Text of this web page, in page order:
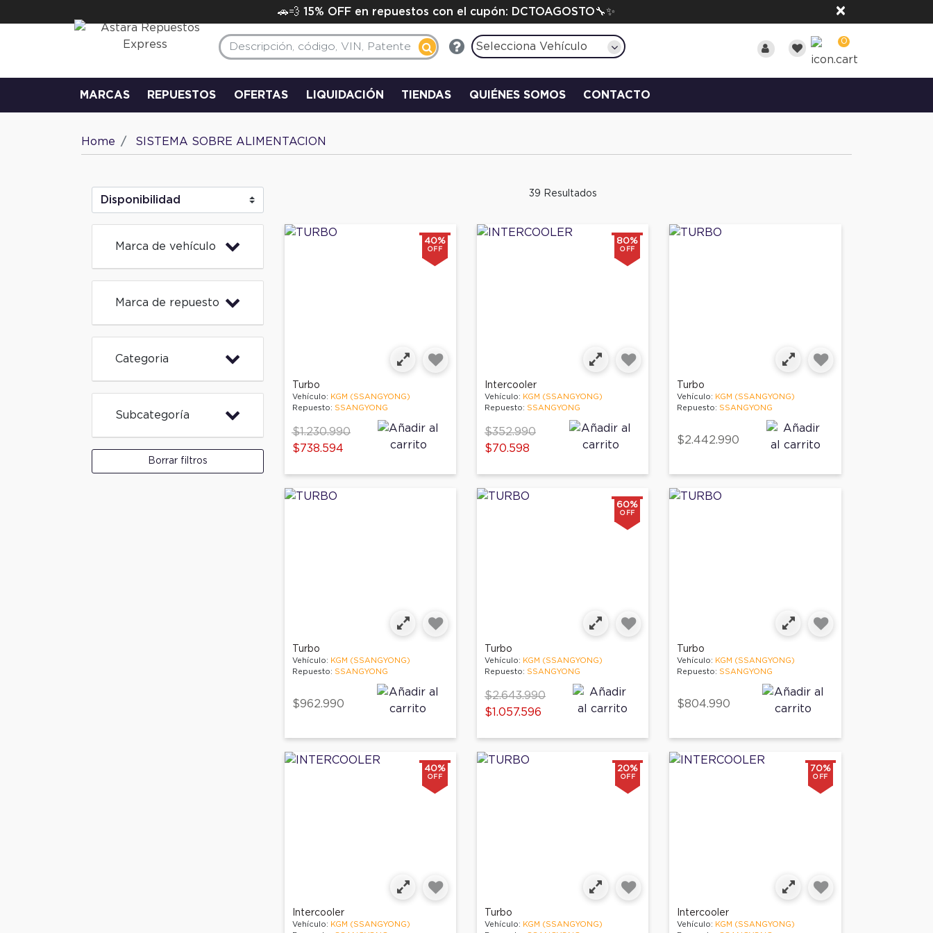
🚗💨 15% OFF en repuestos con el cupón: DCTOAGOSTO🔧✨ ×
Selecciona Vehículo 0
MARCAS REPUESTOS OFERTAS LIQUIDACIÓN TIENDAS QUIÉNES SOMOS CONTACTO
Home SISTEMA SOBRE ALIMENTACION
39 Resultados
Marca de vehículo
Marca de repuesto
Categoria
Subcategoría
Borrar filtros
40%
OFF
Turbo
Vehículo: KGM (SSANGYONG)
Repuesto: SSANGYONG
Price reduced from
$1.230.990
to
$738.594
80%
OFF
Intercooler
Vehículo: KGM (SSANGYONG)
Repuesto: SSANGYONG
Price reduced from
$352.990to
$70.598
Turbo
Vehículo: KGM (SSANGYONG)
Repuesto: SSANGYONG
$2.442.990
Turbo
Vehículo: KGM (SSANGYONG)
Repuesto: SSANGYONG
$962.990
60%
OFF
Turbo
Vehículo: KGM (SSANGYONG)
Repuesto: SSANGYONG
Price reduced from
$2.643.990
to
$1.057.596
Turbo
Vehículo: KGM (SSANGYONG)
Repuesto: SSANGYONG
$804.990
40%
OFF
Intercooler
Vehículo: KGM (SSANGYONG)
20%
OFF
Turbo
Vehículo: KGM (SSANGYONG)
70%
OFF
Intercooler
Vehículo: KGM (SSANGYONG)